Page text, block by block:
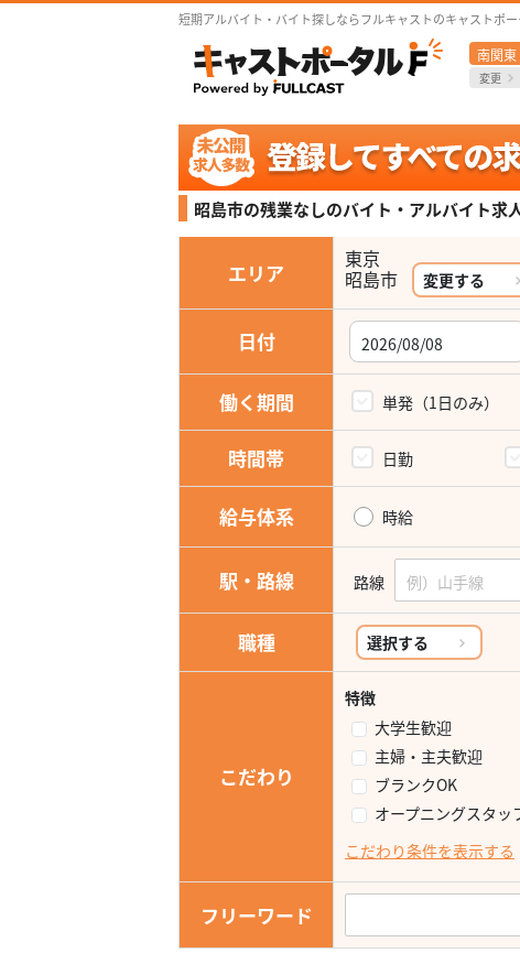
短期アルバイト・バイト探しならフルキャストのキャストポ
南関東
変更
昭島市の残業なしのバイト・アルバイト求
エリア
東京
変更する
日付
働く期間 単発（1日のみ）
時間帯 日勤
給与体系 時給
駅・路線 路線
職種 選択する
こだわり
特徴
大学生歓迎
主婦・主夫歓迎
ブランクOK
オープニングスタッ
こだわり条件を表示する
フリーワード